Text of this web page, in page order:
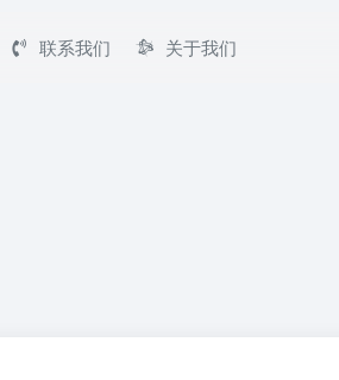
联系我们 关于我们